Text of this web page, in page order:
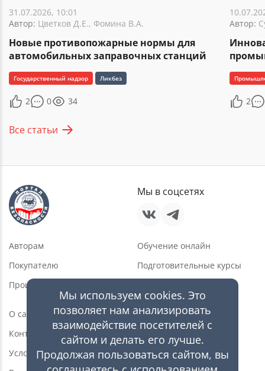
31.07.2026, 10:01
Автор: Цветков Д.Е., Фомина В.А.
Новые противопожарные нормы для
автомобильных заправочных станций
Государственный надзор Ликбез
2 0 34
Автор:
2
Все статьи
Авторам
Покупателю
Производителю
Обучение онлайн
Подготовительные курсы
Статьи
Видео
Каталог оборудования
О сайте
Контакты
Условия пользования
Мы в соцсетях
Мы используем cookies. Это
позволяет нам анализировать
взаимодействие посетителей с
сайтом и делать его лучше.
Продолжая пользоваться сайтом, вы